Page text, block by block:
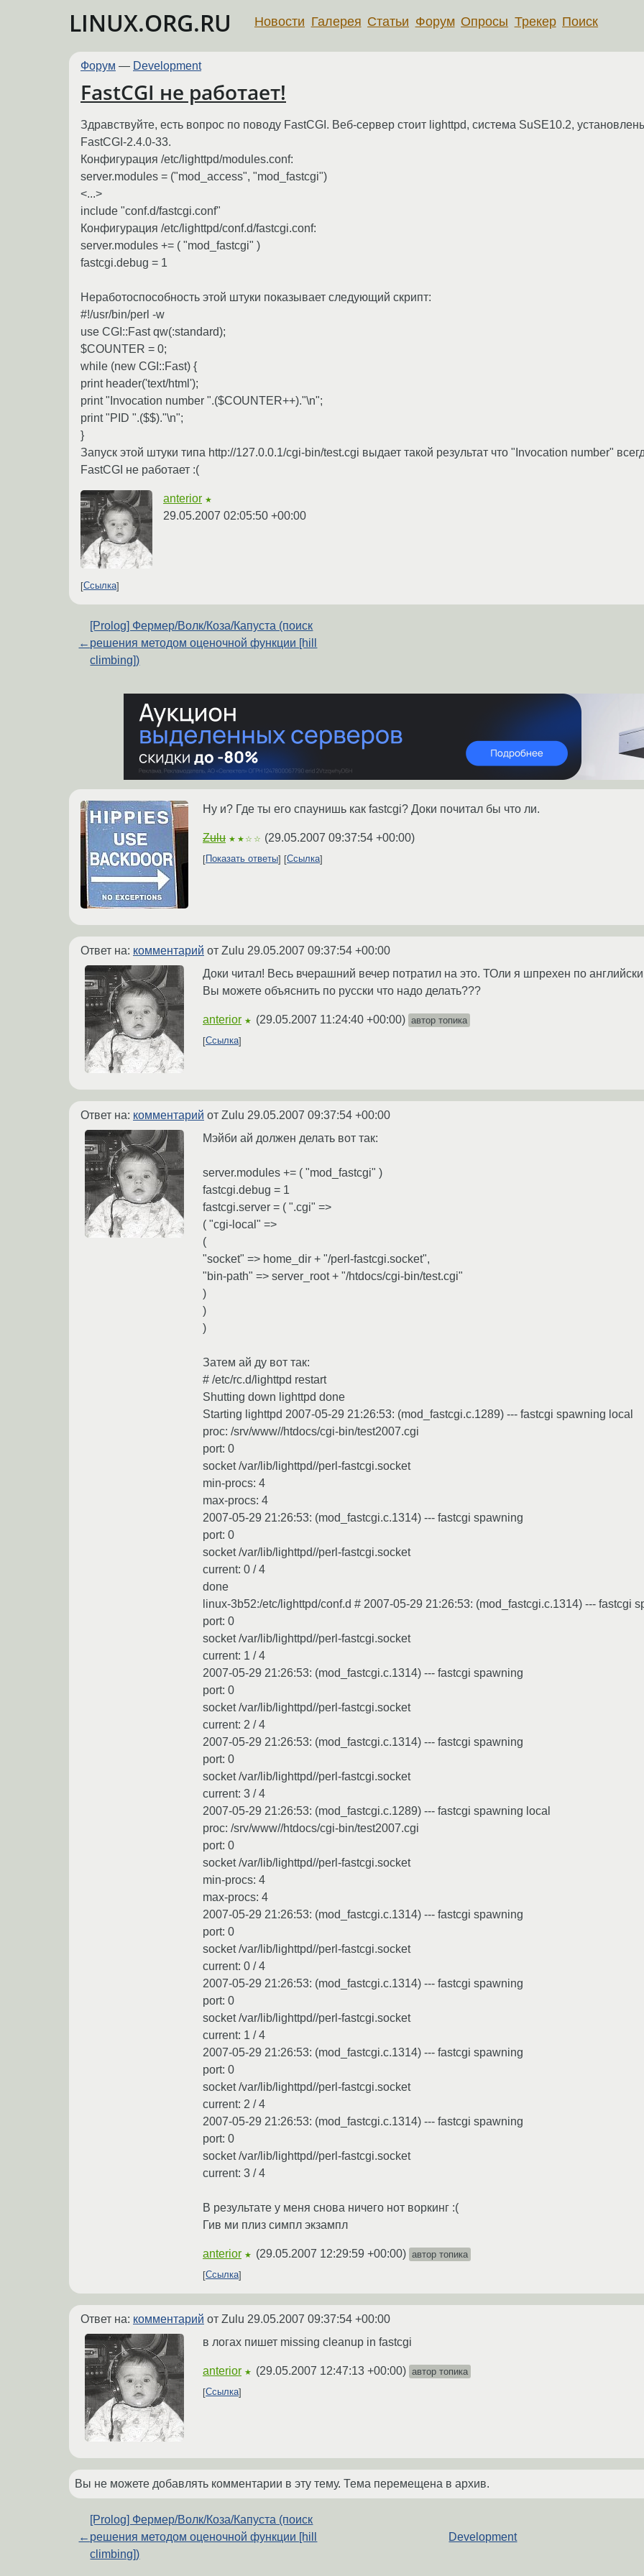
LINUX.ORG.RU Новости Галерея Статьи Форум Опросы Трекер Поиск
Форум — Development
FastCGI не работает!
Здравствуйте, есть вопрос по поводу FastCGI. Веб-сервер стоит lighttpd, система SuSE10.2,
FastCGI-2.4.0-33.
Конфигурация /etc/lighttpd/modules.conf:
server.modules = ("mod_access", "mod_fastcgi")
<...>
include "conf.d/fastcgi.conf"
Конфигурация /etc/lighttpd/conf.d/fastcgi.conf:
server.modules += ( "mod_fastcgi" )
fastcgi.debug = 1
Неработоспособность этой штуки показывает следующий скрипт:
#!/usr/bin/perl -w
use CGI::Fast qw(:standard);
$COUNTER = 0;
while (new CGI::Fast) {
print header('text/html');
print "Invocation number ".($COUNTER++)."\n";
print "PID ".($$)."\n";
}
Запуск этой штуки типа http://127.0.0.1/cgi-bin/test.cgi выдает такой результат что "Invocation number"
FastCGI не работает :(
anterior ★
29.05.2007 02:05:50 +00:00
Ссылка
←
[Prolog] Фермер/Волк/Коза/Капуста (поиск
решения методом оценочной функции [hill
climbing])
Ну и? Где ты его спаунишь как fastcgi? Доки почитал бы что ли.
Zulu ★★☆☆ (29.05.2007 09:37:54 +00:00)
Показать ответы Ссылка
Ответ на: комментарий от Zulu 29.05.2007 09:37:54 +00:00
Доки читал! Весь вчерашний вечер потратил на это. ТОли я шпрехен по
Вы можете объяснить по русски что надо делать???
anterior ★ (29.05.2007 11:24:40 +00:00) автор топика
Ссылка
Ответ на: комментарий от Zulu 29.05.2007 09:37:54 +00:00
Мэйби ай должен делать вот так:
server.modules += ( "mod_fastcgi" )
fastcgi.debug = 1
fastcgi.server = ( ".cgi" =>
( "cgi-local" =>
(
"socket" => home_dir + "/perl-fastcgi.socket",
"bin-path" => server_root + "/htdocs/cgi-bin/test.cgi"
)
)
)
Затем ай ду вот так:
# /etc/rc.d/lighttpd restart
Shutting down lighttpd done
Starting lighttpd 2007-05-29 21:26:53: (mod_fastcgi.c.1289) --- fastcgi spawning local
proc: /srv/www//htdocs/cgi-bin/test2007.cgi
port: 0
socket /var/lib/lighttpd//perl-fastcgi.socket
min-procs: 4
max-procs: 4
2007-05-29 21:26:53: (mod_fastcgi.c.1314) --- fastcgi spawning
port: 0
socket /var/lib/lighttpd//perl-fastcgi.socket
current: 0 / 4
done
linux-3b52:/etc/lighttpd/conf.d # 2007-05-29 21:26:53: (mod_fastcgi.c.1314) --- fastcgi
port: 0
socket /var/lib/lighttpd//perl-fastcgi.socket
current: 1 / 4
2007-05-29 21:26:53: (mod_fastcgi.c.1314) --- fastcgi spawning
port: 0
socket /var/lib/lighttpd//perl-fastcgi.socket
current: 2 / 4
2007-05-29 21:26:53: (mod_fastcgi.c.1314) --- fastcgi spawning
port: 0
socket /var/lib/lighttpd//perl-fastcgi.socket
current: 3 / 4
2007-05-29 21:26:53: (mod_fastcgi.c.1289) --- fastcgi spawning local
proc: /srv/www//htdocs/cgi-bin/test2007.cgi
port: 0
socket /var/lib/lighttpd//perl-fastcgi.socket
min-procs: 4
max-procs: 4
2007-05-29 21:26:53: (mod_fastcgi.c.1314) --- fastcgi spawning
port: 0
socket /var/lib/lighttpd//perl-fastcgi.socket
current: 0 / 4
2007-05-29 21:26:53: (mod_fastcgi.c.1314) --- fastcgi spawning
port: 0
socket /var/lib/lighttpd//perl-fastcgi.socket
current: 1 / 4
2007-05-29 21:26:53: (mod_fastcgi.c.1314) --- fastcgi spawning
port: 0
socket /var/lib/lighttpd//perl-fastcgi.socket
current: 2 / 4
2007-05-29 21:26:53: (mod_fastcgi.c.1314) --- fastcgi spawning
port: 0
socket /var/lib/lighttpd//perl-fastcgi.socket
current: 3 / 4
В результате у меня снова ничего нот воркинг :(
Гив ми плиз симпл экзампл
anterior ★ (29.05.2007 12:29:59 +00:00) автор топика
Ссылка
Ответ на: комментарий от Zulu 29.05.2007 09:37:54 +00:00
в логах пишет missing cleanup in fastcgi
anterior ★ (29.05.2007 12:47:13 +00:00) автор топика
Ссылка
Вы не можете добавлять комментарии в эту тему. Тема перемещена в архив.
←
[Prolog] Фермер/Волк/Коза/Капуста (поиск
решения методом оценочной функции [hill
climbing])
Development